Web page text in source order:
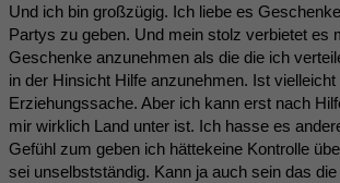
Und ich bin großzügig. Ich liebe es
Partys zu geben. Und mein stolz verbietet es
Geschenke anzunehmen als die die ich
in der Hinsicht Hilfe anzunehmen. Ist vielleicht
Erziehungssache. Aber ich kann erst nach
mir wirklich Land unter ist. Ich hasse es
Gefühl zum geben ich hättekeine Kontrolle
sei unselbstständig. Kann ja auch sein das